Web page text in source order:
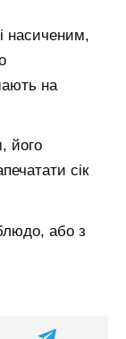
насиченим,
на
його
сік
або з